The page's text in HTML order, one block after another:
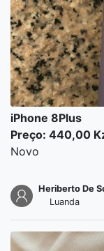
iPhone 8Plus
Preço: 440,00
Novo
Heriberto De
Luanda